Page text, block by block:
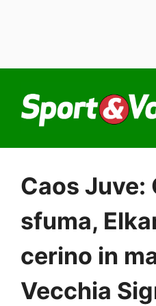
contenuto
Caos Juve:
sfuma,
cerino in
Vecchia